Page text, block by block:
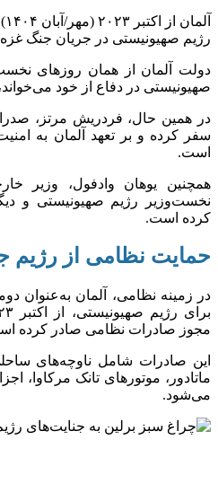
رژیم صهیونیستی در جریان جنگ
دولت آلمان از همان روز‌های
صهیونیستی در دفاع از خود می‌خواند،
در همین حال، فردریش مرتز،
سفر کرده و بر تعهد آلمان به
است.
همچنین یوهان وادفول، وزیر
نخست‌وزیر رژیم صهیونیستی و
کرده است.
حمایت نظامی از رژیم
در زمینه نظامی، آلمان به‌عنوان
مجوز صادرات نظامی صادر کرده
ماتادور، موتور‌های تانک مرکاوا،
می‌شود.